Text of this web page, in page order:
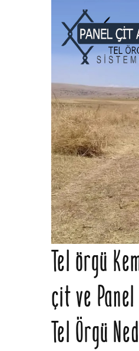
Tel örgü
çit ve
Tel Örgü